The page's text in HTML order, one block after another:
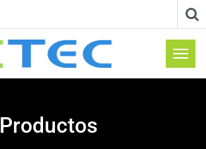
Menú
de
Productos